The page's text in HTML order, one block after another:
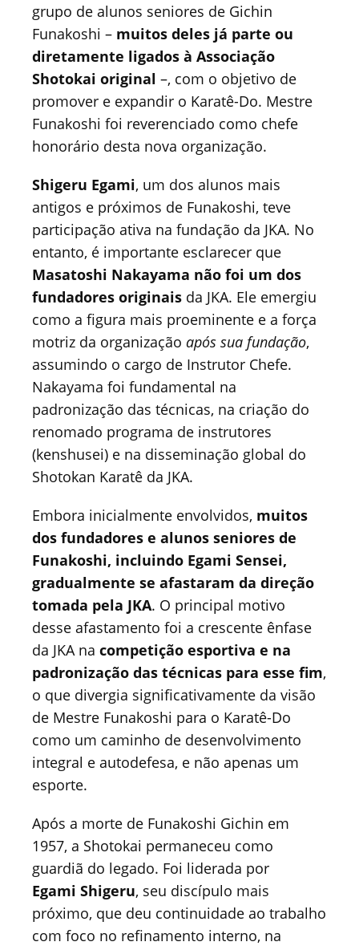
grupo de alunos seniores de Gichin
Funakoshi – muitos deles já parte ou
diretamente ligados à Associação
Shotokai original –, com o objetivo de
promover e expandir o Karatê-Do. Mestre
Funakoshi foi reverenciado como chefe
honorário desta nova organização.
Shigeru Egami, um dos alunos mais
antigos e próximos de Funakoshi, teve
participação ativa na fundação da JKA. No
entanto, é importante esclarecer que
Masatoshi Nakayama não foi um dos
fundadores originais da JKA. Ele emergiu
como a figura mais proeminente e a força
motriz da organização após sua fundação,
assumindo o cargo de Instrutor Chefe.
Nakayama foi fundamental na
padronização das técnicas, na criação do
renomado programa de instrutores
(kenshusei) e na disseminação global do
Shotokan Karatê da JKA.
Embora inicialmente envolvidos, muitos
dos fundadores e alunos seniores de
Funakoshi, incluindo Egami Sensei,
gradualmente se afastaram da direção
tomada pela JKA. O principal motivo
desse afastamento foi a crescente ênfase
da JKA na competição esportiva e na
padronização das técnicas para esse fim,
o que divergia significativamente da visão
de Mestre Funakoshi para o Karatê-Do
como um caminho de desenvolvimento
integral e autodefesa, e não apenas um
esporte.
Após a morte de Funakoshi Gichin em
1957, a Shotokai permaneceu como
guardiã do legado. Foi liderada por
Egami Shigeru, seu discípulo mais
próximo, que deu continuidade ao trabalho
com foco no refinamento interno, na